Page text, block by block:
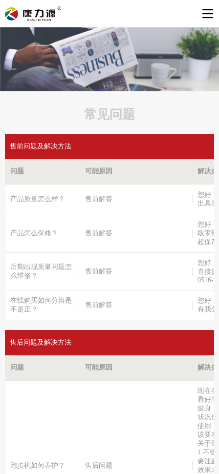
常见问题
售前问题及解决方法
问题 可能原因 解决
产品质量怎么样？ 售前解答
您好
出具
产品怎么保修？ 售前解答
您好
取零
超保
后期出现质量问题怎
么维修？
售前解答
您好
直接
0516-
在线购买如何分辨是
不是正？
售前解答
您好
有我
售后问题及解决方法
问题 可能原因 解决
跑步机如何养护？ 售后问题
现在
看好
健身
状况
使用
该要
关于
1.不管
要注
效果